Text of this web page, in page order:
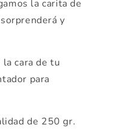
la carita de
y
cara de tu
para
de 250 gr.